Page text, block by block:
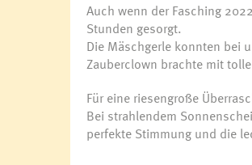
Auch wenn der Fasching
Stunden gesorgt.
Die Mäschgerle konnten bei
Zauberclown brachte mit
Für eine riesengroße
Bei strahlendem
perfekte Stimmung und die